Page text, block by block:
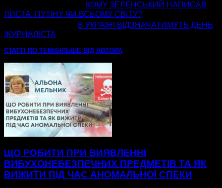
КОМУ ЗЕЛЕНСЬКИЙ НАПИСАВ
ЛИСТА: ПУТІНУ ЧИ ВСЬОМУ СВІТУ?
В УКРАЇНІ ВІДЗНАЧАТИМУТЬ ДЕНЬ
ЖУРНАЛІСТА
СТАТТІ ПО ТЕМІ БІЛЬШЕ ВІД АВТОРА
ЩО РОБИТИ ПРИ ВИЯВЛЕННІ
ВИБУХОНЕБЕЗПЕЧНИХ ПРЕДМЕТІВ ТА ЯК
ВИЖИТИ ПІД ЧАС АНОМАЛЬНОЇ СПЕКИ